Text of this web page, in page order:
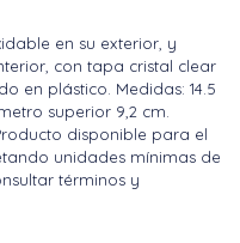
en su exterior, y
con tapa cristal clear
en plástico. Medidas: 14.5
superior 9,2 cm.
disponible para el
unidades mínimas de
términos y